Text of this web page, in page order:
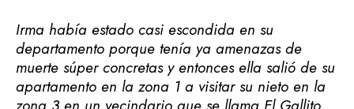
Irma había estado casi escondida en su
departamento porque tenía ya amenazas de
muerte súper concretas y entonces ella salió de su
apartamento en la zona 1 a visitar su nieto en la